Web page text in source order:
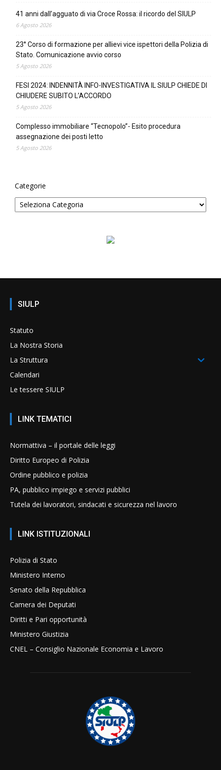
41 anni dall’agguato di via Croce Rossa: il ricordo del SIULP
6 Agosto 2026
23° Corso di formazione per allievi vice ispettori della Polizia di
Stato. Comunicazione avvio corso
5 Agosto 2026
FESI 2024: INDENNITÀ INFO-INVESTIGATIVA IL SIULP CHIEDE DI
CHIUDERE SUBITO L’ACCORDO
5 Agosto 2026
Complesso immobiliare “Tecnopolo”- Esito procedura
assegnazione dei posti letto
5 Agosto 2026
Categorie
SIULP
Statuto
La Nostra Storia
La Struttura
Calendari
Le tessere SIULP
LINK TEMATICI
Normattiva – il portale delle leggi
Diritto Europeo di Polizia
Ordine pubblico e polizia
PA, pubblico impiego e servizi pubblici
Tutela dei lavoratori, sindacati e sicurezza nel lavoro
LINK ISTITUZIONALI
Polizia di Stato
Ministero Interno
Senato della Repubblica
Camera dei Deputati
Diritti e Pari opportunità
Ministero Giustizia
CNEL – Consiglio Nazionale Economia e Lavoro